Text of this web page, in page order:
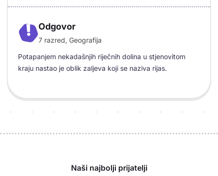
! Odgovor
7 razred, Geografija
Potapanjem nekadašnjih riječnih dolina u stjenovitom
kraju nastao je oblik zaljeva koji se naziva rijas.
Naši najbolji prijatelji